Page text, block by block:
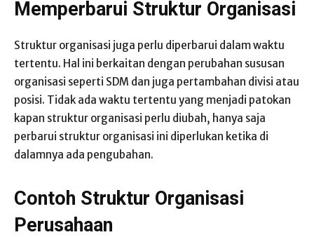
Memperbarui Struktur Organisasi
Struktur organisasi juga perlu diperbarui dalam waktu
tertentu. Hal ini berkaitan dengan perubahan sususan
organisasi seperti SDM dan juga pertambahan divisi atau
posisi. Tidak ada waktu tertentu yang menjadi patokan
kapan struktur organisasi perlu diubah, hanya saja
perbarui struktur organisasi ini diperlukan ketika di
dalamnya ada pengubahan.
Contoh Struktur Organisasi
Perusahaan